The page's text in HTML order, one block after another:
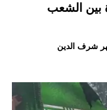
بين الشعب
شرف الدين